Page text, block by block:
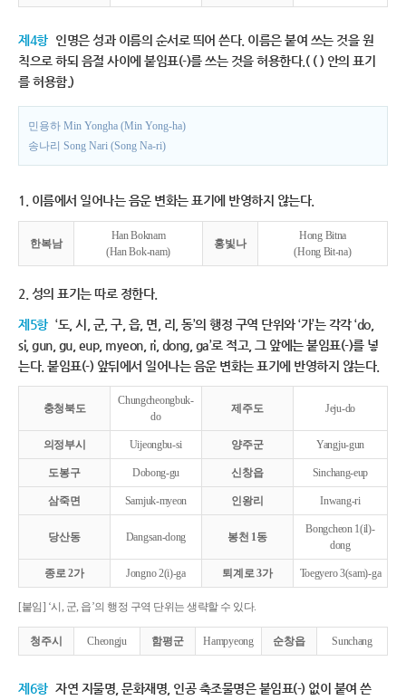
제4항 인명은 성과 이름의 순서로 띄어 쓴다. 이름은 붙여 쓰는 것을 원
칙으로 하되 음절 사이에 붙임표(-)를 쓰는 것을 허용한다.( ( ) 안의 표기
를 허용함.)
민용하 Min Yongha (Min Yong-ha)
송나리 Song Nari (Song Na-ri)
1. 이름에서 일어나는 음운 변화는 표기에 반영하지 않는다.
한복남
Han Boknam
(Han Bok-nam)
홍빛나
Hong Bitna
(Hong Bit-na)
2. 성의 표기는 따로 정한다.
제5항 ‘도, 시, 군, 구, 읍, 면, 리, 동’의 행정 구역 단위와 ‘가’는 각각 ‘do,
si, gun, gu, eup, myeon, ri, dong, ga’로 적고, 그 앞에는 붙임표(-)를 넣
는다. 붙임표(-) 앞뒤에서 일어나는 음운 변화는 표기에 반영하지 않는다.
충청북도
Chungcheongbuk-
do
제주도 Jeju-do
의정부시 Uijeongbu-si 양주군 Yangju-gun
도봉구 Dobong-gu 신창읍 Sinchang-eup
삼죽면 Samjuk-myeon 인왕리 Inwang-ri
당산동 Dangsan-dong 봉천 1동
Bongcheon 1(il)-
dong
종로 2가 Jongno 2(i)-ga 퇴계로 3가 Toegyero 3(sam)-ga
[붙임] ‘시, 군, 읍’의 행정 구역 단위는 생략할 수 있다.
청주시 Cheongju 함평군 Hampyeong 순창읍 Sunchang
제6항 자연 지물명, 문화재명, 인공 축조물명은 붙임표(-) 없이 붙여 쓴